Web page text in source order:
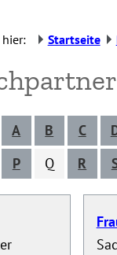
Startseite
A B C
P
Q R